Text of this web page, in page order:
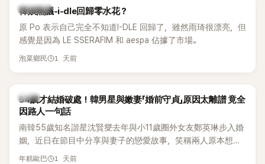
熱議討論
韓娛熱議-i-dle回歸零水花？
原 Po 表示自己完全不知道I-DLE 回歸了，雖然雨琦很漂亮，但
感覺是因為 LE SSERAFIM 和 aespa 佔據了市場。
泡菜鄉民 1 天前
韓星
54歲才結婚破處！韓男星與嫩妻「婚前守貞」原因太離譜 竟全
因路人一句話
南韓55歲知名諧星沈賢燮去年與小11歲圈外女友鄭英琳步入婚
姻，近日在節目中分享與妻子的戀愛故事，笑稱兩人原本想享
受兩人世界，沒想到站在飯店門口時竟被路人認出，還一路替
年糕歐巴 1 天前